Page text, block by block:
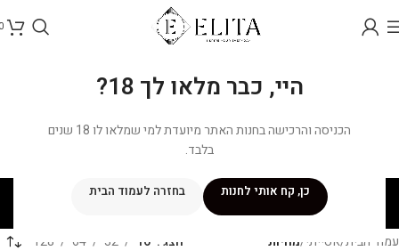
היי, כבר מלאו לך 18?
הכניסה והרכישה בחנות האתר מיועדת למי שמלאו לו 18 שנים
בלבד.
כן, קח אותי לחנות בחזרה לעמוד הביתמחיות
עמוד הבית/אסייתי /מחיות הצג 16
32
64
128